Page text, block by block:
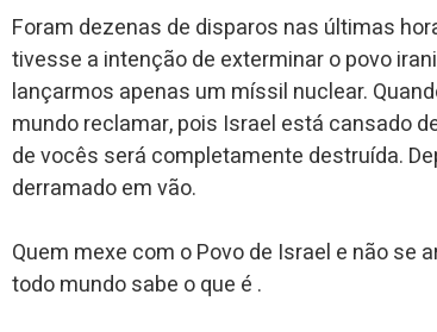
Foram dezenas de disparos nas últimas
tivesse a intenção de exterminar o povo
lançarmos apenas um míssil nuclear.
mundo reclamar, pois Israel está cansado
de vocês será completamente destruída.
derramado em vão.
Quem mexe com o Povo de Israel e não se
todo mundo sabe o que é .